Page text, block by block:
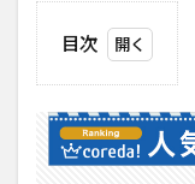
目次
ート
デー
ンっ